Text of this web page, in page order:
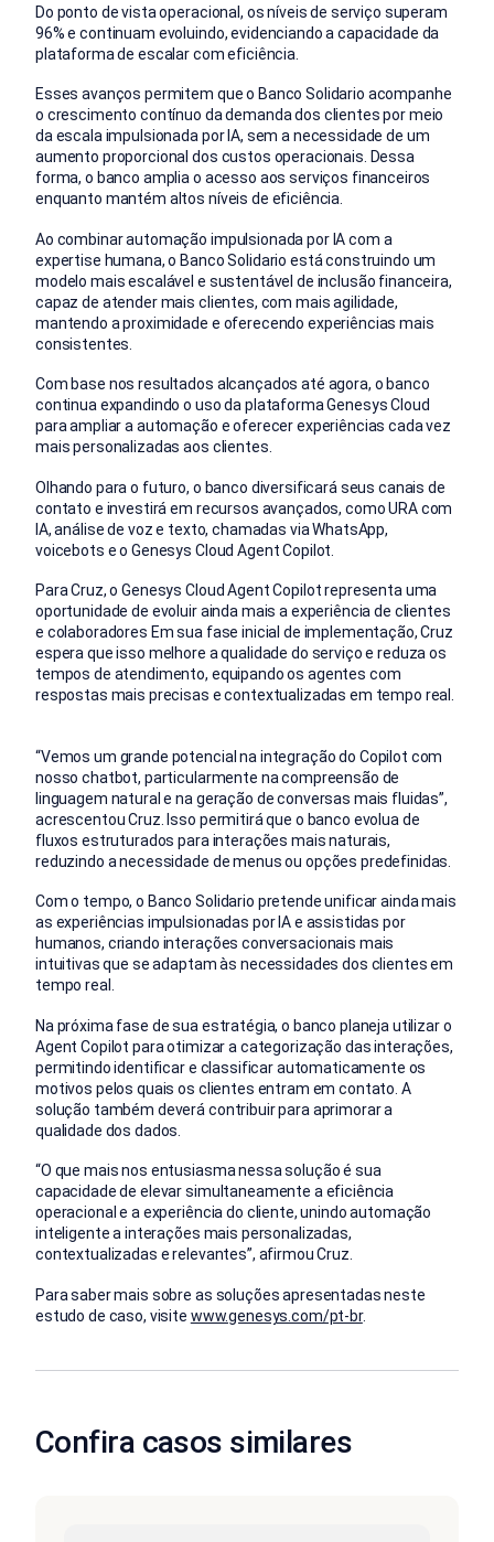
Do ponto de vista operacional, os níveis de serviço superam
96% e continuam evoluindo, evidenciando a capacidade da
plataforma de escalar com eficiência.
Esses avanços permitem que o Banco Solidario acompanhe
o crescimento contínuo da demanda dos clientes por meio
da escala impulsionada por IA, sem a necessidade de um
aumento proporcional dos custos operacionais. Dessa
forma, o banco amplia o acesso aos serviços financeiros
enquanto mantém altos níveis de eficiência.
Ao combinar automação impulsionada por IA com a
expertise humana, o Banco Solidario está construindo um
modelo mais escalável e sustentável de inclusão financeira,
capaz de atender mais clientes, com mais agilidade,
mantendo a proximidade e oferecendo experiências mais
consistentes.
Com base nos resultados alcançados até agora, o banco
continua expandindo o uso da plataforma Genesys Cloud
para ampliar a automação e oferecer experiências cada vez
mais personalizadas aos clientes.
Olhando para o futuro, o banco diversificará seus canais de
contato e investirá em recursos avançados, como URA com
IA, análise de voz e texto, chamadas via WhatsApp,
voicebots e o Genesys Cloud Agent Copilot.
Para Cruz, o Genesys Cloud Agent Copilot representa uma
oportunidade de evoluir ainda mais a experiência de clientes
e colaboradores Em sua fase inicial de implementação, Cruz
espera que isso melhore a qualidade do serviço e reduza os
tempos de atendimento, equipando os agentes com
respostas mais precisas e contextualizadas em tempo real.
“Vemos um grande potencial na integração do Copilot com
nosso chatbot, particularmente na compreensão de
linguagem natural e na geração de conversas mais fluidas”,
acrescentou Cruz. Isso permitirá que o banco evolua de
fluxos estruturados para interações mais naturais,
reduzindo a necessidade de menus ou opções predefinidas.
Com o tempo, o Banco Solidario pretende unificar ainda mais
as experiências impulsionadas por IA e assistidas por
humanos, criando interações conversacionais mais
intuitivas que se adaptam às necessidades dos clientes em
tempo real.
Na próxima fase de sua estratégia, o banco planeja utilizar o
Agent Copilot para otimizar a categorização das interações,
permitindo identificar e classificar automaticamente os
motivos pelos quais os clientes entram em contato. A
solução também deverá contribuir para aprimorar a
qualidade dos dados.
“O que mais nos entusiasma nessa solução é sua
capacidade de elevar simultaneamente a eficiência
operacional e a experiência do cliente, unindo automação
inteligente a interações mais personalizadas,
contextualizadas e relevantes”, afirmou Cruz.
Para saber mais sobre as soluções apresentadas neste
estudo de caso, visite www.genesys.com/pt-br.
Confira casos similares